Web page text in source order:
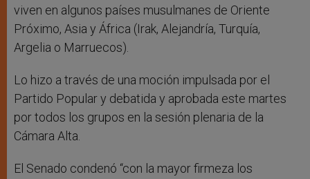
viven en algunos países musulmanes de Oriente
Próximo, Asia y África (Irak, Alejandría, Turquía,
Argelia o Marruecos).
Lo hizo a través de una moción impulsada por el
Partido Popular y debatida y aprobada este martes
por todos los grupos en la sesión plenaria de la
Cámara Alta.
El Senado condenó “con la mayor firmeza los